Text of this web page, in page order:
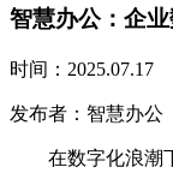
智慧办公：企
时间：2025.07.17
发布者：智慧办公
在数字化浪潮下